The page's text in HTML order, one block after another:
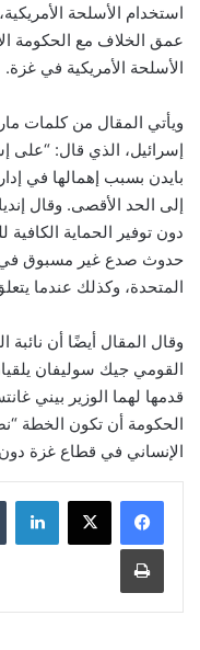
استخدام الأسلحة
عمق الخلاف مع الحكومة
الأسلحة الأمريكية في غزة.
ويأتي المقال من كلمات
إسرائيل، الذي قال: “على
بايدن بسبب إهمالها في
إلى الحد الأقصى. وقال
دون توفير الحماية
حدوث صدع غير مسبوق في
المتحدة، وكذلك عندما
وقال المقال أيضًا أن
القومي جيك سوليفان
قدمها لهما الوزير بيني
الحكومة أن تكون الخطة
الإنساني في قطاع غزة
طباعة